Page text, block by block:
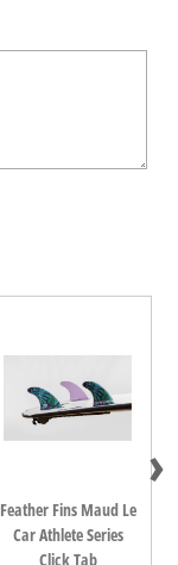
Feather Fins Maud Le
Car Athlete Series
Click Tab
›